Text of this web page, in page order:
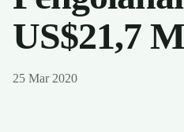
US$21,7
25 Mar 2020